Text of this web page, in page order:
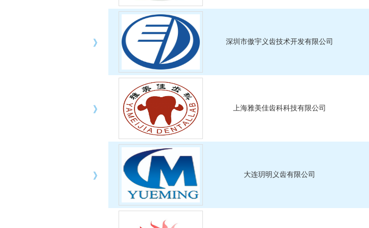
》 深圳市傲宇义齿技术开发有限公司
》 上海雅美佳齿科科技有限公司
》 大连玥明义齿有限公司